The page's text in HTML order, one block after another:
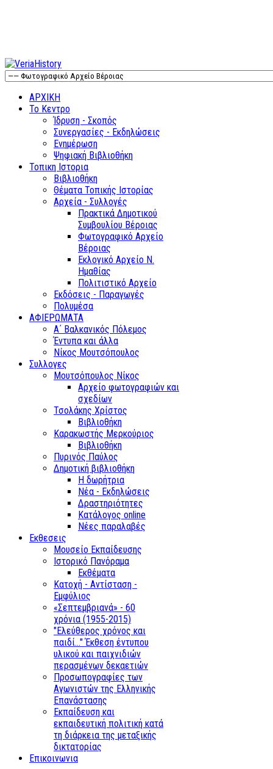
ΑΡΧΙΚΗ
Το Κεντρο
Ίδρυση - Σκοπός
Συνεργασίες - Εκδηλώσεις
Ενημέρωση
Ψηφιακή Βιβλιοθήκη
Τοπικη Ιστορια
Βιβλιοθήκη
Θέματα Τοπικής Ιστορίας
Αρχεία - Συλλογές
Πρακτικά Δημοτικού
Συμβουλίου Βέροιας
Φωτογραφικό Αρχείο
Βέροιας
Εκλογικό Αρχείο Ν.
Ημαθίας
Πολιτιστικό Αρχείο
Εκδόσεις - Παραγωγές
Πολυμέσα
ΑΦΙΕΡΩΜΑΤΑ
Α΄ Βαλκανικός Πόλεμος
Έντυπα και άλλα
Νίκος Μουτσόπουλος
Συλλογες
Μουτσόπουλος Νίκος
Αρχείο φωτογραφιών και
σχεδίων
Τσολάκης Χρίστος
Βιβλιοθήκη
Καρακωστής Μερκούριος
Βιβλιοθήκη
Πυρινός Παύλος
Δημοτική βιβλιοθήκη
Η δωρήτρια
Νέα - Εκδηλώσεις
Δραστηριότητες
Κατάλογος online
Νέες παραλαβές
Εκθεσεις
Μουσείο Εκπαίδευσης
Ιστορικό Πανόραμα
Εκθέματα
Κατοχή - Αντίσταση -
Εμφύλιος
«Σεπτεμβριανά» - 60
χρόνια (1955-2015)
"Ελεύθερος χρόνος και
παιδί..." Έκθεση έντυπου
υλικού και παιχνιδιών
περασμένων δεκαετιών
Προσωπογραφίες των
Αγωνιστών της Ελληνικής
Επανάστασης
Εκπαίδευση και
εκπαιδευτική πολιτική κατά
τη διάρκεια της μεταξικής
δικτατορίας
Επικοινωνια